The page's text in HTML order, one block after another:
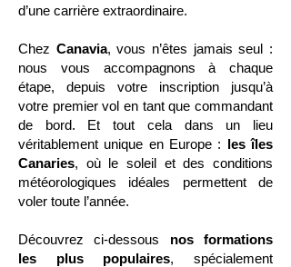
d’une carrière extraordinaire.
Chez Canavia, vous n’êtes jamais seul :
nous vous accompagnons à chaque
étape, depuis votre inscription jusqu’à
votre premier vol en tant que commandant
de bord. Et tout cela dans un lieu
véritablement unique en Europe : les îles
Canaries, où le soleil et des conditions
météorologiques idéales permettent de
voler toute l’année.
Découvrez ci-dessous nos formations
les plus populaires, spécialement